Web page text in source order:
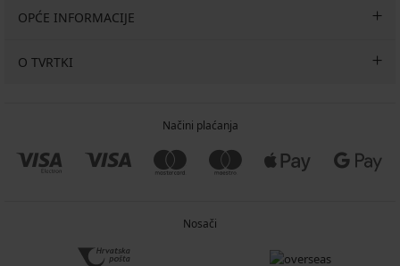
OPĆE INFORMACIJE
O TVRTKI
Načini plaćanja
Nosači